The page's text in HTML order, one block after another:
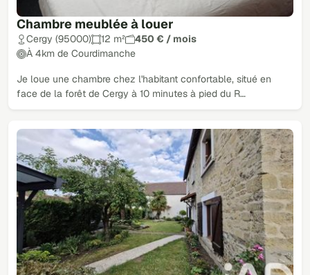
Chambre meublée à louer
Cergy (95000) 12 m²
450 € / mois
À 4km de Courdimanche
Je loue une chambre chez l'habitant confortable, situé en
face de la forêt de Cergy à 10 minutes à pied du R…